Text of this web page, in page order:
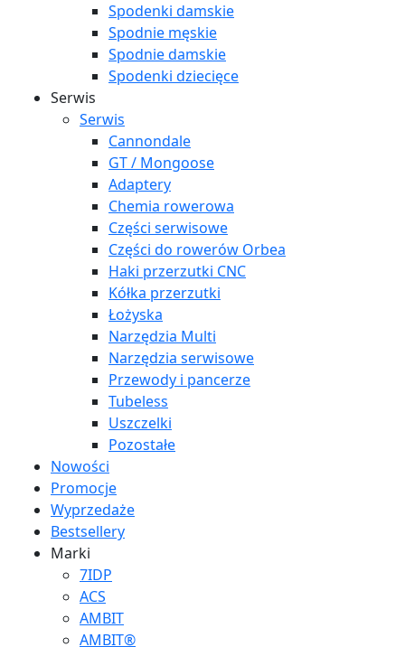
Spodenki damskie
Spodnie męskie
Spodnie damskie
Spodenki dziecięce
Serwis
Serwis
Cannondale
GT / Mongoose
Adaptery
Chemia rowerowa
Części serwisowe
Części do rowerów Orbea
Haki przerzutki CNC
Kółka przerzutki
Łożyska
Narzędzia Multi
Narzędzia serwisowe
Przewody i pancerze
Tubeless
Uszczelki
Pozostałe
Nowości
Promocje
Wyprzedaże
Bestsellery
Marki
7IDP
ACS
AMBIT
AMBIT®